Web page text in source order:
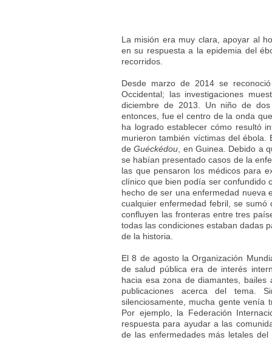
La misión era muy clara, apoyar al
en su respuesta a la epidemia del
recorridos.
Desde marzo de 2014 se
Occidental; las investigaciones
diciembre de 2013. Un niño de
entonces, fue el centro de la onda
ha logrado establecer cómo resultó
murieron también víctimas del
deGuéckédou , en Guinea. Debido a
se habían presentado casos de la
las que pensaron los médicos para
clínico que bien podía ser confundido
hecho de ser una enfermedad nueva
cualquier enfermedad febril, se
confluyen las fronteras entre tres
todas las condiciones estaban dadas
de la historia.
El 8 de agosto la Organización
de salud pública era de interés
hacia esa zona de diamantes, bailes
publicaciones acerca del tema.
silenciosamente, mucha gente venía
Por ejemplo, la Federación
respuesta para ayudar a las
de las enfermedades más letales